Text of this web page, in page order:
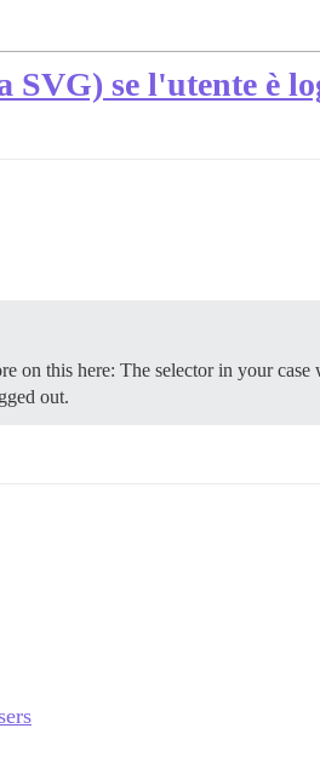
SVG) se l'utente è
on this here: The selector in your
out.